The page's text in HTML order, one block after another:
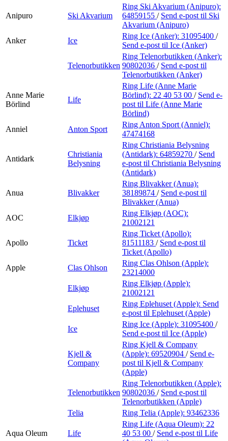
Anipuro Ski Akvarium
Ring Ski Akvarium (Anipuro):
64859155 / Send e-post til Ski
Akvarium (Anipuro)
Anker
Ice
Ring Ice (Anker): 31095400 /
Send e-post til Ice (Anker)
Telenorbutikken
Ring Telenorbutikken (Anker):
90802036 / Send e-post til
Telenorbutikken (Anker)
Anne Marie
Börlind
Life
Ring Life (Anne Marie
Börlind): 22 40 53 00 / Send e-
post til Life (Anne Marie
Börlind)
Anniel
Anton Sport
Ring Anton Sport (Anniel):
47474168
Antidark
Christiania
Belysning
Ring Christiania Belysning
(Antidark): 64859270 / Send
e-post til Christiania Belysning
(Antidark)
Anua Blivakker
Ring Blivakker (Anua):
38189874 / Send e-post til
Blivakker (Anua)
AOC
Elkjøp
Ring Elkjøp (AOC):
21002121
Apollo Ticket
Ring Ticket (Apollo):
81511183 / Send e-post til
Ticket (Apollo)
Apple
Clas Ohlson
Ring Clas Ohlson (Apple):
23214000
Elkjøp
Ring Elkjøp (Apple):
21002121
Eplehuset
Ring Eplehuset (Apple): Send
e-post til Eplehuset (Apple)
Ice
Ring Ice (Apple): 31095400 /
Send e-post til Ice (Apple)
Kjell &
Company
Ring Kjell & Company
(Apple): 69520904 / Send e-
post til Kjell & Company
(Apple)
Telenorbutikken
Ring Telenorbutikken (Apple):
90802036 / Send e-post til
Telenorbutikken (Apple)
Telia
Ring Telia (Apple): 93462336
Aqua Oleum Life
Ring Life (Aqua Oleum): 22
40 53 00 / Send e-post til Life